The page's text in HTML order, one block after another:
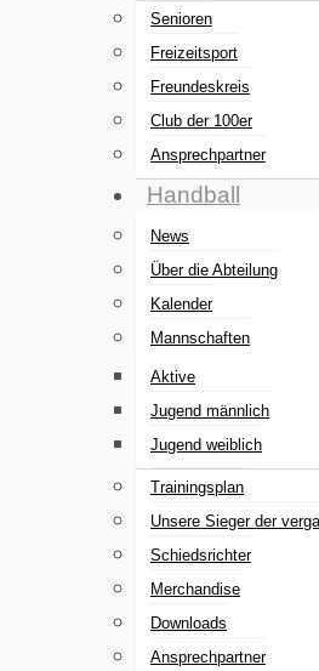
Senioren
Freizeitsport
Freundeskreis
Club der 100er
Ansprechpartner
Handball
News
Über die Abteilung
Kalender
Mannschaften
Aktive
Jugend männlich
Jugend weiblich
Trainingsplan
Unsere Sieger der
Schiedsrichter
Merchandise
Downloads
Ansprechpartner